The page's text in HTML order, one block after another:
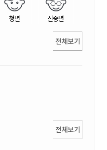
청년 신중년
전체보기
전체보기